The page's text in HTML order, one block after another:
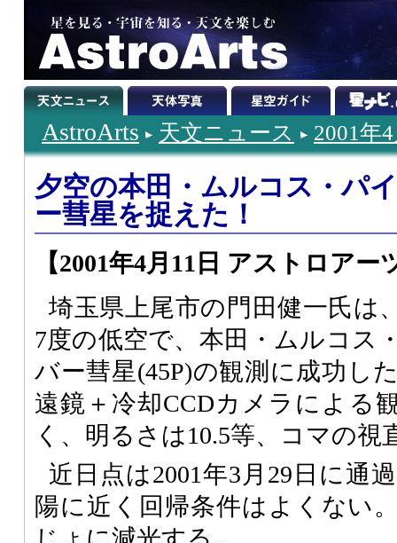
AstroArts 天文ニュース 2001年
夕空の本田・ムルコス・パ
ー彗星を捉えた！
【2001年4月11日 アストロアー
埼玉県上尾市の門田健一氏は
7度の低空で、本田・ムルコス
バー彗星(45P)の観測に成功し
遠鏡＋冷却CCDカメラによる
く、明るさは10.5等、コマの視
近日点は2001年3月29日に通
陽に近く回帰条件はよくない